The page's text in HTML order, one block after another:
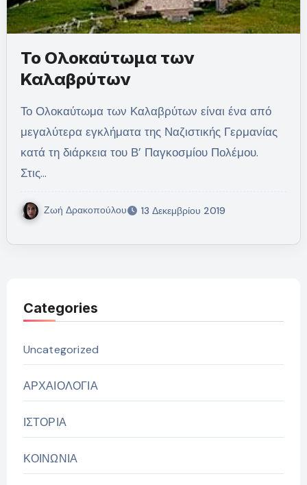
Το Ολοκαύτωμα των
Καλαβρύτων
Το Ολοκαύτωμα των Καλαβρύτων είναι ένα από
μεγαλύτερα εγκλήματα της Ναζιστικής Γερμανίας
κατά τη διάρκεια του Β’ Παγκοσμίου Πολέμου.
Στις…
Ζωή Δρακοπούλου 13 Δεκεμβρίου 2019
Categories
Uncategorized
ΑΡΧΑΙΟΛΟΓΙΑ
ΙΣΤΟΡΙΑ
ΚΟΙΝΩΝΙΑ